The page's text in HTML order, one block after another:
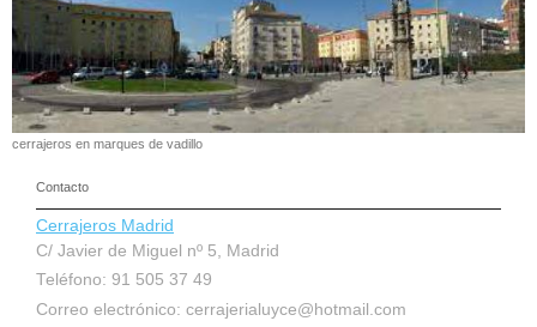
cerrajeros en marques de vadillo
Contacto
Cerrajeros Madrid
C/ Javier de Miguel nº 5, Madrid
Teléfono: 91 505 37 49
Correo electrónico: cerrajerialuyce@hotmail.com